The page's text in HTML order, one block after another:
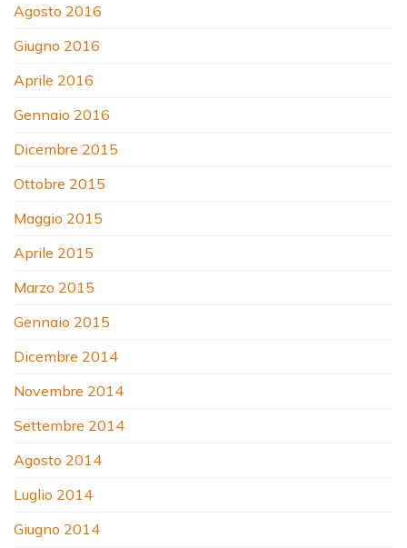
Agosto 2016
Giugno 2016
Aprile 2016
Gennaio 2016
Dicembre 2015
Ottobre 2015
Maggio 2015
Aprile 2015
Marzo 2015
Gennaio 2015
Dicembre 2014
Novembre 2014
Settembre 2014
Agosto 2014
Luglio 2014
Giugno 2014